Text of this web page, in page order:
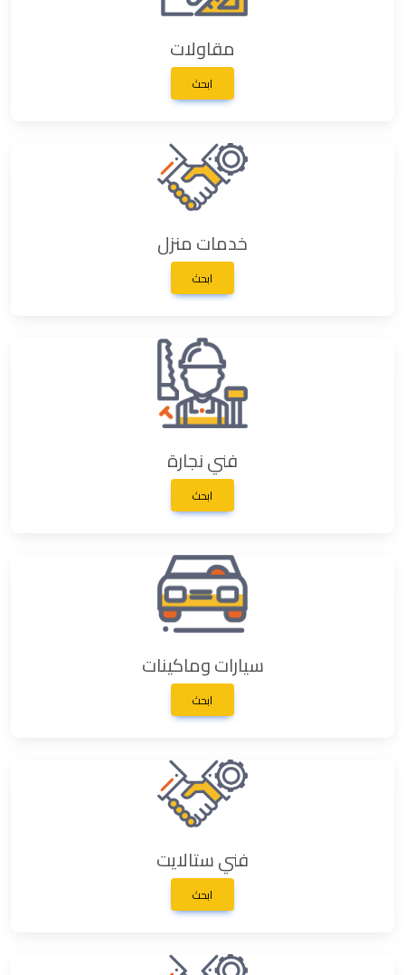
مقاولات
ابحث
خدمات منزل
ابحث
فني نجارة
ابحث
سيارات وماكينات
ابحث
فني ستالايت
ابحث